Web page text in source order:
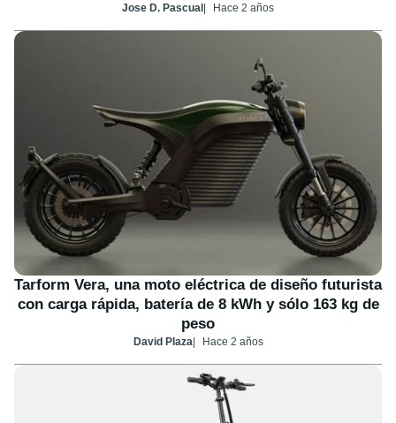
Jose D. Pascual Hace 2 años
Tarform Vera, una moto eléctrica de diseño futurista
con carga rápida, batería de 8 kWh y sólo 163 kg de
peso
David Plaza Hace 2 años